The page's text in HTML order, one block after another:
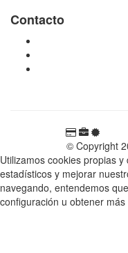
Contacto
© Copyright
Utilizamos cookies propias
estadísticos y mejorar
navegando, entendemos
configuración u obtener